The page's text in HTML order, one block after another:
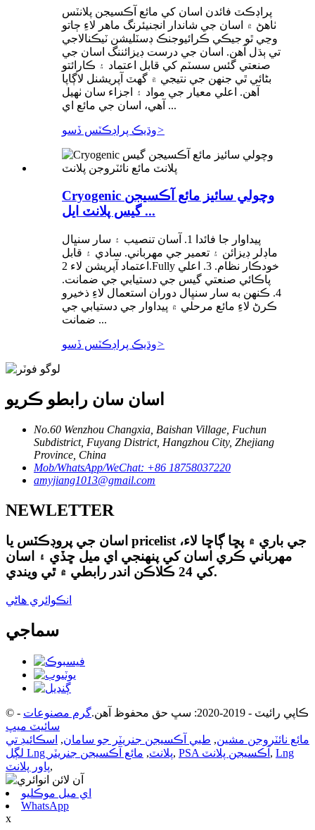
پراڊڪٽ فائدن اسان کي مائع آڪسيجن پلانٽس
ٺاهڻ ۾ اسان جي شاندار انجنيئرنگ ماهر لاءِ ڄاتو
وڃي ٿو جيڪي ڪرائيوجنڪ ڊسٽليشن ٽيڪنالاجي
تي ٻڌل آهن. اسان جي درست ڊيزائننگ اسان جي
صنعتي گئس سسٽم کي قابل اعتماد ۽ ڪارائتو
بڻائي ٿي جنهن جي نتيجي ۾ گهٽ آپريشنل لاڳاپا
آهن. اعلي معيار جي مواد ۽ اجزاء سان ٺهيل
آهي، اسان جي مائع اي ...
وڌيڪ پراڊڪٽس ڏسو>
Cryogenic وچولي سائيز مائع آڪسيجن
گيس پلانٽ ايل ...
پيداوار جا فائدا 1. آسان تنصيب ۽ سار سنڀال
ماڊلر ڊيزائن ۽ تعمير جي مهرباني. سادي ۽ قابل
اعتماد آپريشن لاء 2.Fully خودڪار نظام. 3. اعلي
پاڪائي صنعتي گيس جي دستيابي جي ضمانت.
4. ڪنهن به سار سنڀال دوران استعمال لاءِ ذخيرو
ڪرڻ لاءِ مائع مرحلي ۾ پيداوار جي دستيابي جي
ضمانت ...
وڌيڪ پراڊڪٽس ڏسو>
اسان سان رابطو ڪريو
No.60 Wenzhou Changxia, Baishan Village, Fuchun
Subdistrict, Fuyang District, Hangzhou City, Zhejiang
Province, China
Mob/WhatsApp/WeChat: +86 18758037220
amyjiang1013@gmail.com
NEWLETTER
اسان جي پروڊڪٽس يا pricelist جي باري ۾ پڇا ڳاڇا لاء،
مهرباني ڪري اسان کي پنهنجي اي ميل ڇڏي ۽ اسان
کي 24 ڪلاڪن اندر رابطي ۾ ٿي ويندي.
انڪوائري هاڻي
سماجي
© ڪاپي رائيٽ - 2019-2020: سڀ حق محفوظ آهن. گرم مصنوعات -
سائيٽ ميپ
مائع نائٽروجن مشين, طبي آڪسيجن جنريٽر جو سامان, اسڪائيڊ تي
لڳل Lng پلانٽ, مائع آڪسيجن جنريٽر , PSA آڪسيجن پلانٽ , Lng
پاور پلانٽ,
اي ميل موڪليو
WhatsApp
x